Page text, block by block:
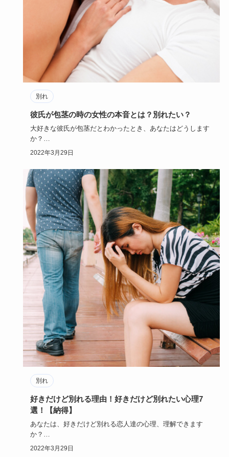
別れ
彼氏が包茎の時の女性の本音とは？別れたい？
大好きな彼氏が包茎だとわかったとき、あなたはどうします
か？
戸惑う人やすんなりと受け入れる人、すぐに別れを決断する
2022年3月29日
別れ
好きだけど別れる理由！好きだけど別れたい心理7
選！【納得】
あなたは、好きだけど別れる恋人達の心理、理解できます
か？
世の中には、好きなのに付き合えない片想いの人がたくさん
2022年3月29日